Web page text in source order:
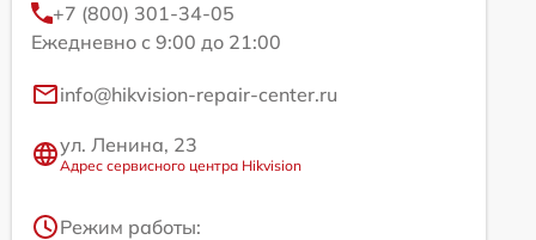
+7 (800) 301-34-05
Ежедневно с 9:00 до 21:00
info@hikvision-repair-center.ru
ул. Ленина, 23
Адрес сервисного центра Hikvision
Режим работы: